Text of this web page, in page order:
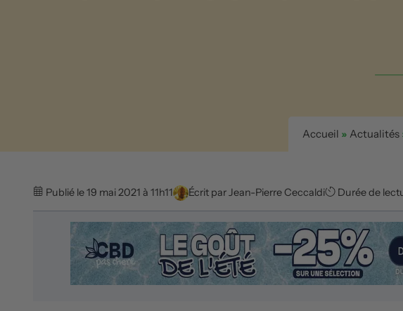
Accueil » Actualités
Publié le 19 mai 2021 à 11h11 Écrit parJean-Pierre Ceccaldi Durée de